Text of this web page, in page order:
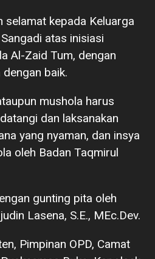
selamat kepada Keluarga
atas inisiasi
Al-Zaid Tum, dengan
baik.
mushola harus
dan laksanakan
yang nyaman, dan insya
oleh Badan Taqmirul
gunting pita oleh
Lasena, S.E., MEc.Dev.
Pimpinan OPD, Camat